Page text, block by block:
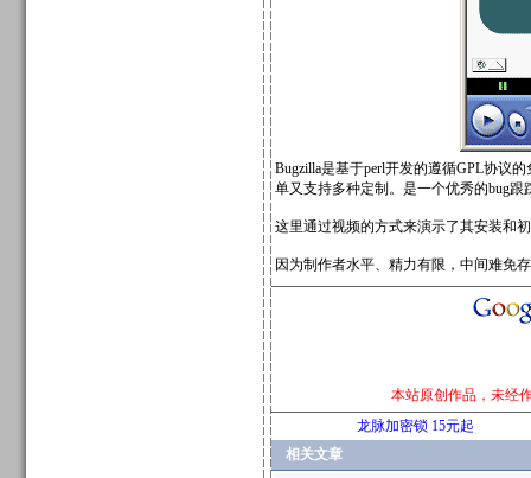
Bugzilla是基于perl开发的遵循GPL协议
单又支持多种定制。是一个优秀的bug跟
这里通过视频的方式来演示了其安装和
因为制作者水平、精力有限，中间难免
本站原创作品，未经
龙脉加密锁 15元起
相关文章